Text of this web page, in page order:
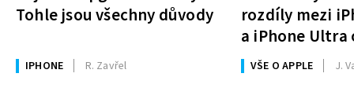
Tohle jsou všechny důvody
IPHONE R. Zavřel
rozdíly mezi
a iPhone Ultra
rozhodnutí
VŠE O APPLE J.